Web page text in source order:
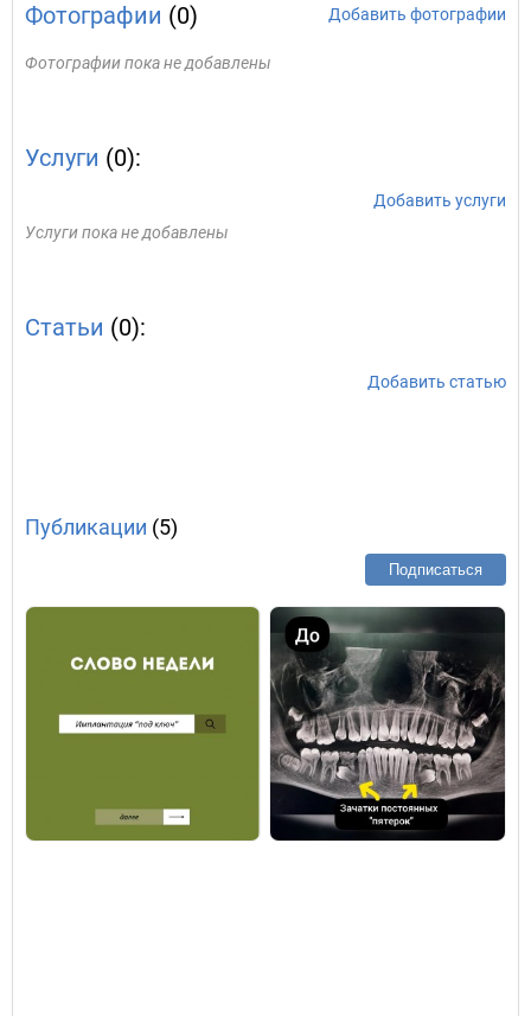
Фотографии (0) Добавить фотографии
Фотографии пока не добавлены
Услуги (0):
Добавить услуги
Услуги пока не добавлены
Статьи (0):
Добавить статью
Публикации (5)
Подписаться